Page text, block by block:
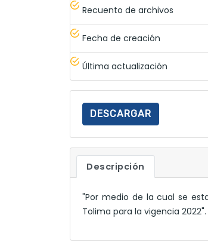
Recuento de archivos
Fecha de creación
Última actualización
DESCARGAR
Descripción
"Por medio de la cual se
Tolima para la vigencia 2022".